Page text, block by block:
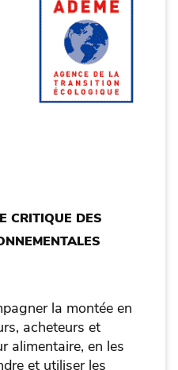
CRITIQUE DES
la montée en
acheteurs et
alimentaire, en les
et utiliser les